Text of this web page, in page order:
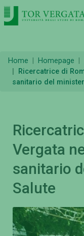
Home Homepage
Ricercatrice di
sanitario del
Vergata
sanitario
Salute